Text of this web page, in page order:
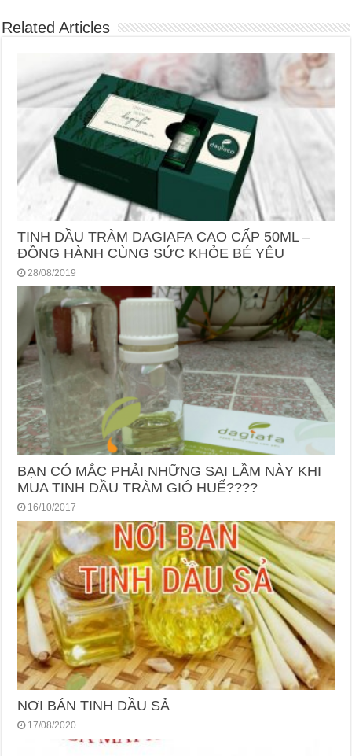
Related Articles
TINH DẦU TRÀM DAGIAFA CAO CẤP 50ML –
ĐỒNG HÀNH CÙNG SỨC KHỎE BÉ YÊU
28/08/2019
BẠN CÓ MẮC PHẢI NHỮNG SAI LẦM NÀY KHI
MUA TINH DẦU TRÀM GIÓ HUẾ????
16/10/2017
NƠI BÁN TINH DẦU SẢ
17/08/2020